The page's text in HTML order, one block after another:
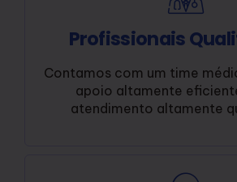
Profissionais
Contamos com um time
apoio altamente
atendimento altamente